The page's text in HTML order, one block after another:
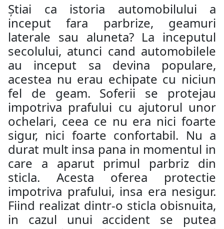
Știai ca istoria automobilului a
inceput fara parbrize, geamuri
laterale sau aluneta? La inceputul
secolului, atunci cand automobilele
au inceput sa devina populare,
acestea nu erau echipate cu niciun
fel de geam. Soferii se protejau
impotriva prafului cu ajutorul unor
ochelari, ceea ce nu era nici foarte
sigur, nici foarte confortabil. Nu a
durat mult insa pana in momentul in
care a aparut primul parbriz din
sticla. Acesta oferea protectie
impotriva prafului, insa era nesigur.
Fiind realizat dintr-o sticla obisnuita,
in cazul unui accident se putea